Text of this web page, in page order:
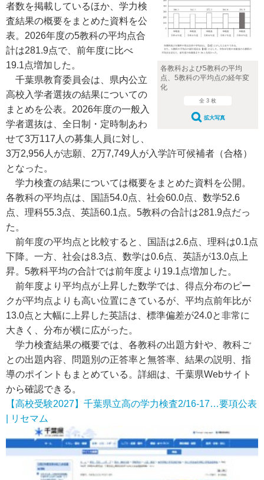
各教科および5教科の平均
点、5教科の平均点の経年変
化
全 3 枚
拡大写真
者数を掲載しているほか、学力検
査結果の概要をまとめた資料を公
表。2026年度の5教科の平均点合
計は281.9点で、前年度に比べ
19.1点増加した。
千葉県教育委員会は、県内公立
高校入学者選抜の結果についての
まとめを公表。2026年度の一般入
学者選抜は、全日制・定時制あわ
せて3万117人の募集人員に対し、
3万2,956人が志願、2万7,749人が入学許可候補者（合格）
となった。
学力検査の結果については概要をまとめた資料を公開。
各教科の平均点は、国語54.0点、社会60.0点、数学52.6
点、理科55.3点、英語60.1点。5教科の合計は281.9点だっ
た。
前年度の平均点と比較すると、国語は2.6点、理科は0.1点
下降。一方、社会は8.3点、数学は0.6点、英語が13.0点上
昇。5教科平均の合計では前年度より19.1点増加した。
前年度より平均点が上昇した数学では、得点分布のピー
クが平均点よりも高い位置にきているが、平均点前年比が
13.0点と大幅に上昇した英語は、標準偏差が24.0と非常に
大きく、分布が横に広がった。
学力検査結果の概要では、各教科の出題方針や、教科ご
との出題内容、問題別の正答率と無答率、結果の説明、指
導のポイントもまとめている。詳細は、千葉県Webサイト
から確認できる。
【高校受験2027】千葉県立高の学力検査2/16-17…要項公表
| リセマム